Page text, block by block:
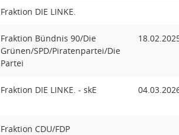
Fraktion DIE LINKE.
Fraktion Bündnis 90/Die
Grünen/SPD/Piratenpartei/Die
Partei
Fraktion DIE LINKE. - skE
Fraktion CDU/FDP